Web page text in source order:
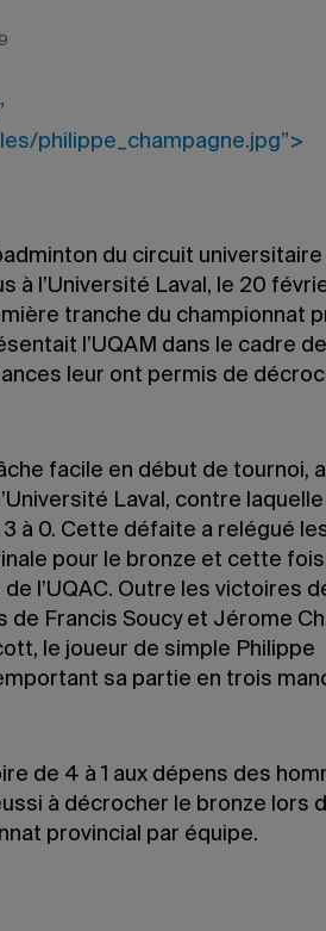
philippe_champagne.jpg”>
du circuit universitaire
à l’Université Laval, le 20
tranche du championnat
l’UQAM dans le cadre
leur ont permis de
facile en début de tournoi,
Laval, contre
à 0. Cette défaite a relégué
pour le bronze et cette
l’UQAC. Outre les victoires
de Francis Soucy et Jérome
le joueur de simple Philippe
sa partie en trois
de 4 à 1 aux dépens des
à décrocher le bronze lors
provincial par équipe.